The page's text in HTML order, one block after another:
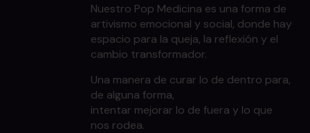
Nuestro Pop Medicina es una forma de
artivismo emocional y social, donde hay
espacio para la queja, la reflexión y el
cambio transformador.
Una manera de curar lo de dentro para,
de alguna forma,
intentar mejorar lo de fuera y lo que
nos rodea.